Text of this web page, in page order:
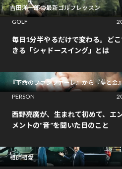
吉田洋一郎の最新ゴルフレッスン
GOLF
毎日1分半やるだけで変わる。どこ
きる「シャドースイング」とは
『革命のファンファーレ』から『夢と金
PERSON
西野亮廣が、生まれて初めて、エ
メントの“音”を聞いた日のこと
相師相愛